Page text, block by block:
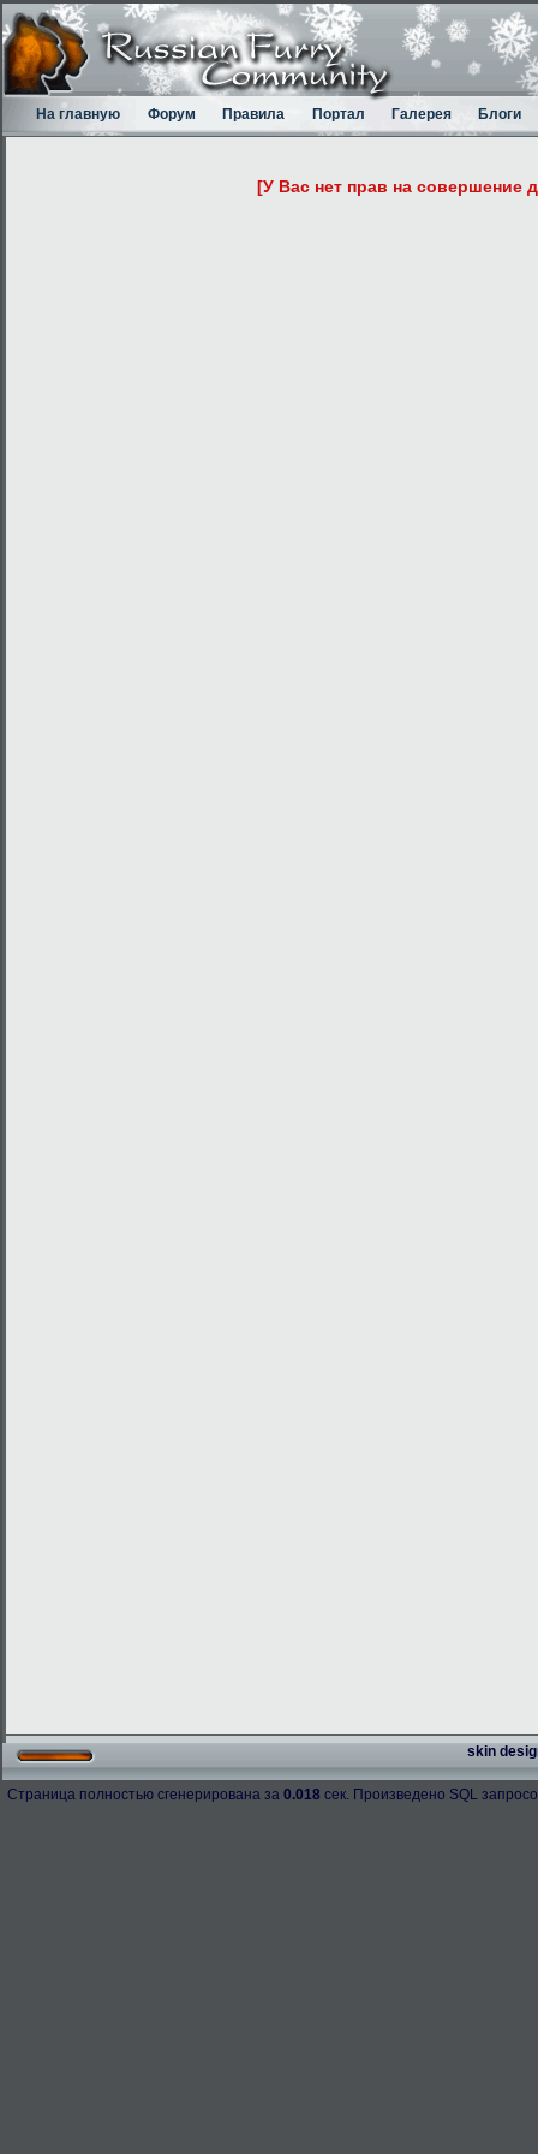
На главную Форум Правила Портал Галерея Блоги
[У Вас нет прав на совершение
skin
Страница полностью сгенерирована за 0.018 сек. Произведено SQL